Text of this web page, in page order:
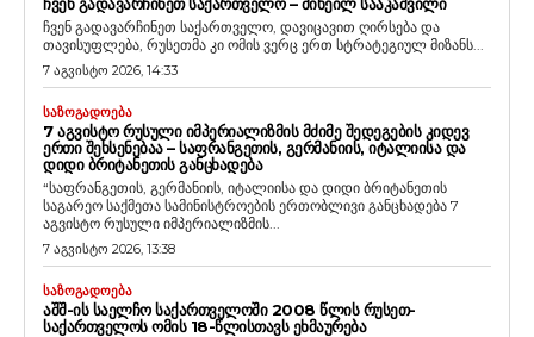
ჩვენ გადავარჩინეთ საქართველო, დავიცავით ღირსება და
თავისუფლება, რუსეთმა კი ომის ვერც ერთ სტრატეგიულ მიზანს...
7 აგვისტო 2026, 14:33
ᲡᲐᲖᲝᲒᲐᲓᲝᲔᲑᲐ
7 ᲐᲒᲕᲘᲡᲢᲝ ᲠᲣᲡᲣᲚᲘ ᲘᲛᲞᲔᲠᲘᲐᲚᲘᲖᲛᲘᲡ ᲛᲫᲘᲛᲔ ᲨᲔᲓᲔᲒᲔᲑᲘᲡ ᲙᲘᲓᲔᲕ
ᲔᲠᲗᲘ ᲨᲔᲮᲡᲔᲜᲔᲑᲐᲐ – ᲡᲐᲤᲠᲐᲜᲒᲔᲗᲘᲡ, ᲒᲔᲠᲛᲐᲜᲘᲘᲡ, ᲘᲢᲐᲚᲘᲘᲡᲐ ᲓᲐ
ᲓᲘᲓᲘ ᲑᲠᲘᲢᲐᲜᲔᲗᲘᲡ ᲒᲐᲜᲪᲮᲐᲓᲔᲑᲐ
“საფრანგეთის, გერმანიის, იტალიისა და დიდი ბრიტანეთის
საგარეო საქმეთა სამინისტროების ერთობლივი განცხადება 7
აგვისტო რუსული იმპერიალიზმის...
7 აგვისტო 2026, 13:38
ᲡᲐᲖᲝᲒᲐᲓᲝᲔᲑᲐ
ᲐᲨᲨ-ᲘᲡ ᲡᲐᲔᲚᲩᲝ ᲡᲐᲥᲐᲠᲗᲕᲔᲚᲝᲨᲘ 2008 ᲬᲚᲘᲡ ᲠᲣᲡᲔᲗ-
ᲡᲐᲥᲐᲠᲗᲕᲔᲚᲝᲡ ᲝᲛᲘᲡ 18-ᲬᲚᲘᲡᲗᲐᲕᲡ ᲔᲮᲛᲐᲣᲠᲔᲑᲐ